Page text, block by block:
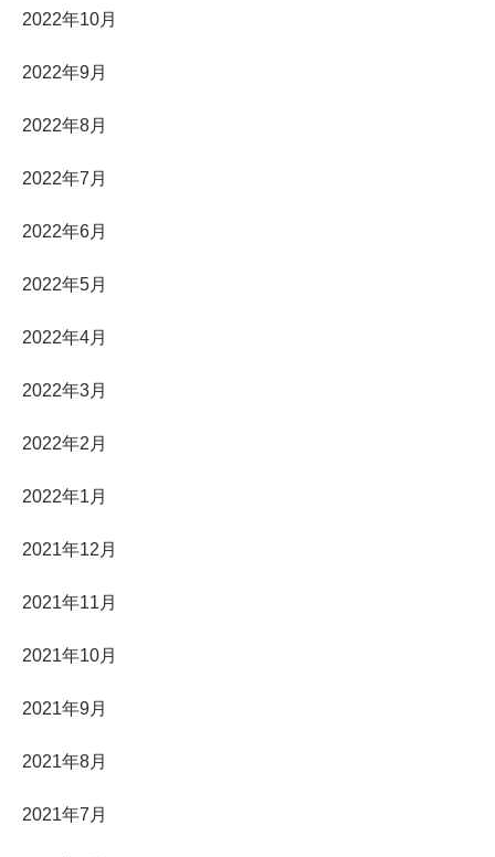
2022年10月
2022年9月
2022年8月
2022年7月
2022年6月
2022年5月
2022年4月
2022年3月
2022年2月
2022年1月
2021年12月
2021年11月
2021年10月
2021年9月
2021年8月
2021年7月